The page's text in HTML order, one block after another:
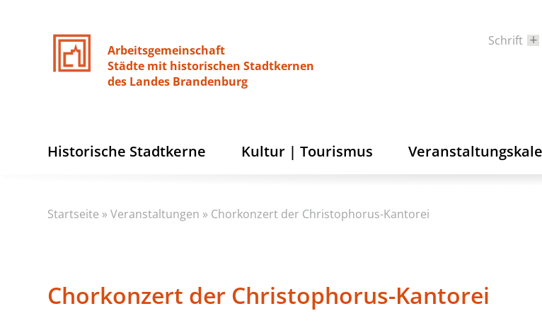
Arbeitsgemeinschaft
Städte mit historischen Stadtkernen
des Landes Brandenburg
Schrift
Historische Stadtkerne Kultur | Tourismus
Startseite »Veranstaltungen » Chorkonzert der Christophorus-Kantorei
Chorkonzert der Christophorus-Kantorei